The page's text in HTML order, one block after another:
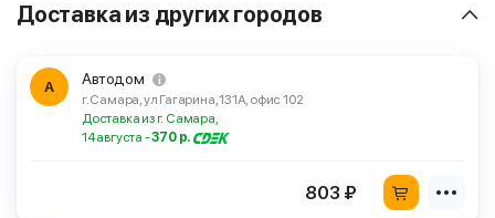
Доставка из других городов
А Автодом
г. Самара, ул Гагарина, 131А, офис 102
Доставка из г. Самара,
14 августа -370 р.
803 ₽